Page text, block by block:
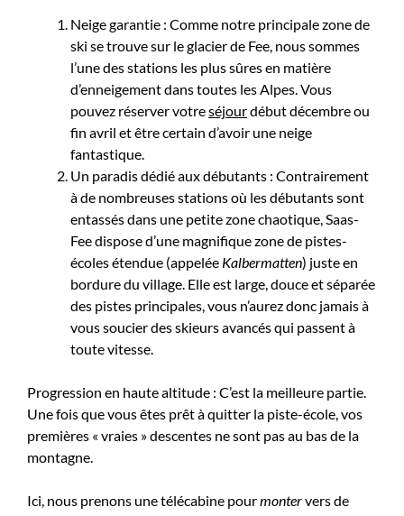
Neige garantie : Comme notre principale zone de
ski se trouve sur le glacier de Fee, nous sommes
l’une des stations les plus sûres en matière
d’enneigement dans toutes les Alpes. Vous
pouvez réserver votreséjourdébut décembre ou
fin avril et être certain d’avoir une neige
fantastique.
Un paradis dédié aux débutants : Contrairement
à de nombreuses stations où les débutants sont
entassés dans une petite zone chaotique, Saas-
Fee dispose d’une magnifique zone de pistes-
écoles étendue (appelée Kalbermatten) juste en
bordure du village. Elle est large, douce et séparée
des pistes principales, vous n’aurez donc jamais à
vous soucier des skieurs avancés qui passent à
toute vitesse.
Progression en haute altitude : C’est la meilleure partie.
Une fois que vous êtes prêt à quitter la piste-école, vos
premières « vraies » descentes ne sont pas au bas de la
montagne.
Ici, nous prenons une télécabine pourmontervers de